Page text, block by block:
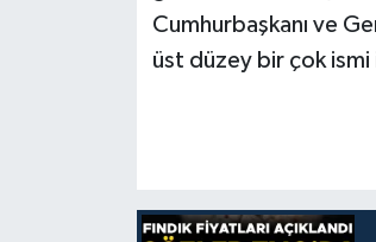
Cumhurbaşkanı ve
üst düzey bir çok ismi